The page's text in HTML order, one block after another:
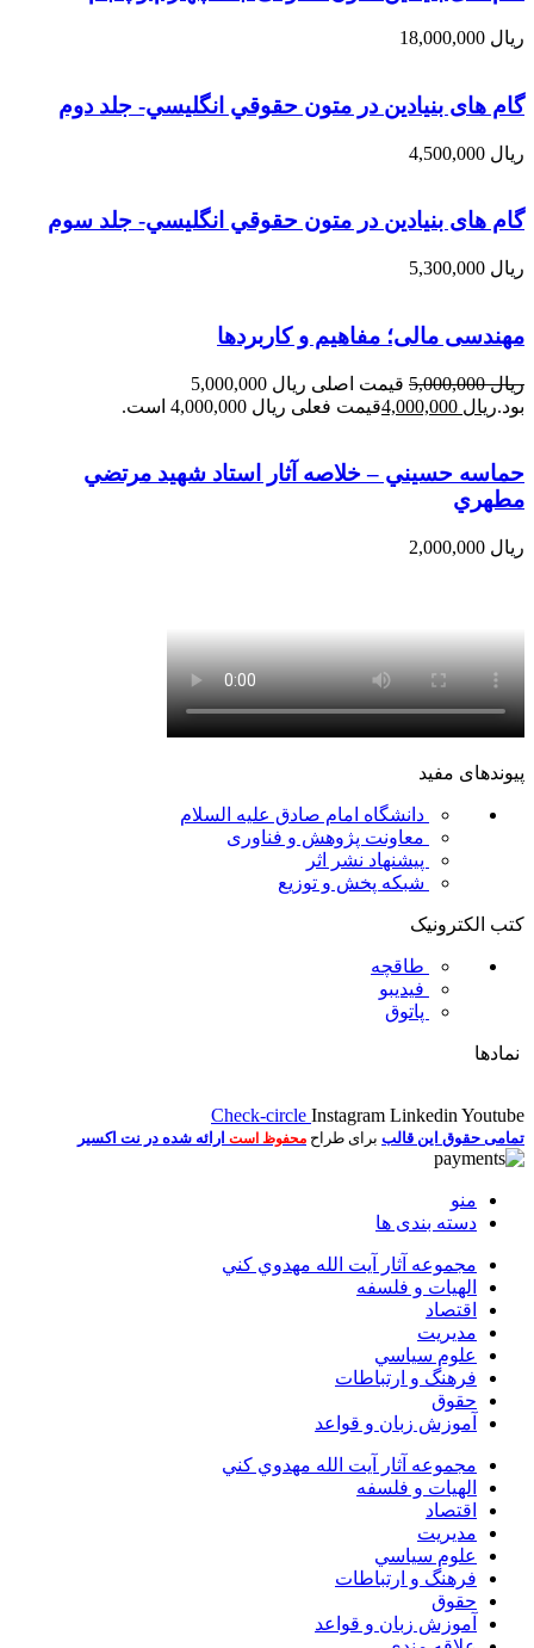
ریال
گام های بنیادین در متون حقوقي انگليسي- جلد دوم
ریال
گام های بنیادین در متون حقوقي انگليسي- جلد سوم
ریال
مهندسی مالی؛ مفاهیم و کاربردها
ریال5,000,000
قیمت اصلی ریال 5,000,000
بود.ریال قیمت فعلی ریال 4,000,000 است.
حماسه حسيني – خلاصه آثار استاد شهيد مرتضي
مطهري
ریال
پیوندهای مفید
دانشگاه امام صادق علیه السلام
معاونت پژوهش و فناوری
پیشنهاد نشر اثر
شبکه پخش و توزیع
کتب الکترونیک
طاقچه
فیدیبو
پاتوق
نمادها
Check-circle Instagram Linkedin Youtube
تمامی حقوق این قالب برای طراح محفوظ است ارائه شده در نت اکسیر
منو
دسته بندی ها
مجموعه آثار آيت الله مهدوي كني
الهیات و فلسفه
اقتصاد
مديريت
علوم سياسي
فرهنگ و ارتباطات
حقوق
آموزش زبان و قواعد
مجموعه آثار آيت الله مهدوي كني
الهیات و فلسفه
اقتصاد
مديريت
علوم سياسي
فرهنگ و ارتباطات
حقوق
آموزش زبان و قواعد